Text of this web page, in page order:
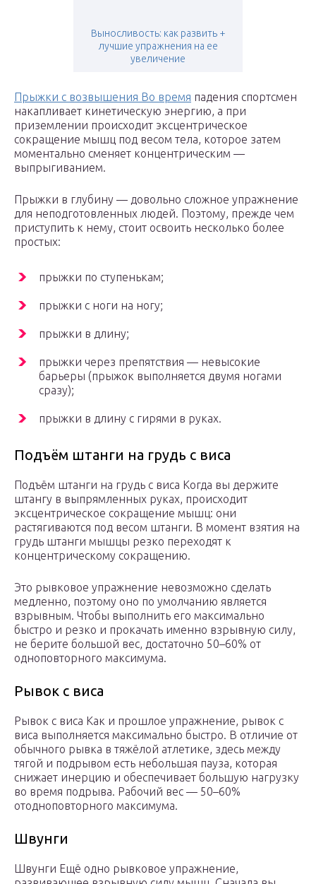
Выносливость: как развить +
лучшие упражнения на ее
увеличение
Прыжки с возвышения Во время падения спортсмен
накапливает кинетическую энергию, а при
приземлении происходит эксцентрическое
сокращение мышц под весом тела, которое затем
моментально сменяет концентрическим —
выпрыгиванием.
Прыжки в глубину — довольно сложное упражнение
для неподготовленных людей. Поэтому, прежде чем
приступить к нему, стоит освоить несколько более
простых:
прыжки по ступенькам;
прыжки с ноги на ногу;
прыжки в длину;
прыжки через препятствия — невысокие
барьеры (прыжок выполняется двумя ногами
сразу);
прыжки в длину с гирями в руках.
Подъём штанги на грудь с виса
Подъём штанги на грудь с виса Когда вы держите
штангу в выпрямленных руках, происходит
эксцентрическое сокращение мышц: они
растягиваются под весом штанги. В момент взятия на
грудь штанги мышцы резко переходят к
концентрическому сокращению.
Это рывковое упражнение невозможно сделать
медленно, поэтому оно по умолчанию является
взрывным. Чтобы выполнить его максимально
быстро и резко и прокачать именно взрывную силу,
не берите большой вес, достаточно 50–60% от
одноповторного максимума.
Рывок с виса
Рывок с виса Как и прошлое упражнение, рывок с
виса выполняется максимально быстро. В отличие от
обычного рывка в тяжёлой атлетике, здесь между
тягой и подрывом есть небольшая пауза, которая
снижает инерцию и обеспечивает большую нагрузку
во время подрыва. Рабочий вес — 50–60%
отодноповторного максимума.
Швунги
Швунги Ещё одно рывковое упражнение,